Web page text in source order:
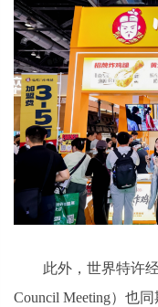
此外，世界特许
Council Meeting）也